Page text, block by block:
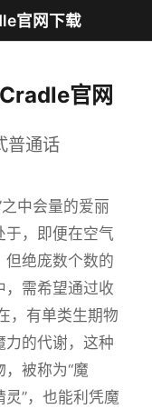
官网下载
官网
普通话
中会量的爱丽
于，即便在空气
但绝庞数个数的
，需希望通过收
，有单类生期物
力的代谢，这种
被称为“魔
灵”，也能利凭魔